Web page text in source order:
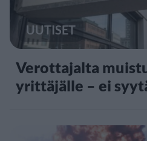
UUTISET
Verottajalta
yrittäjälle – ei